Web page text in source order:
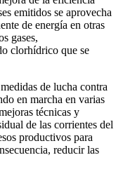
emitidos se aprovecha
de energía en otras
gases,
clorhídrico que se
de lucha contra
en marcha en varias
técnicas y
de las corrientes del
productivos para
reducir las